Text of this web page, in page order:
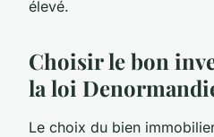
élevé.
Choisir le bon
la loi
Le choix du bien